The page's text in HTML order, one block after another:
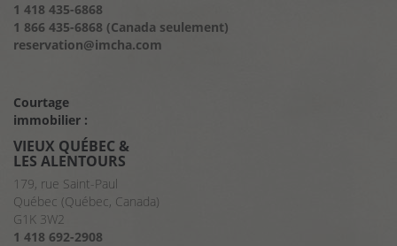
1 418 435-6868
1 866 435-6868 (Canada seulement)
reservation@imcha.com
Courtage
immobilier :
VIEUX QUÉBEC &
LES ALENTOURS
179, rue Saint-Paul
Québec (Québec, Canada)
G1K 3W2
1 418 692-2908